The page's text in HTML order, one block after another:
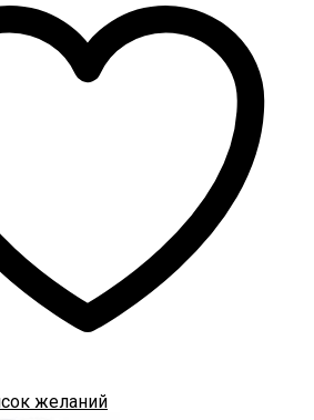
желаний